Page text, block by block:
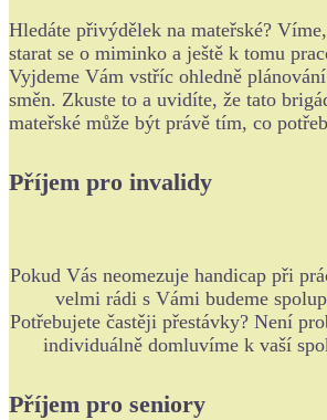
Hledáte přivýdělek na mateřské?
starat se o miminko a ještě k tomu
Vyjdeme Vám vstříc ohledně
směn. Zkuste to a uvidíte, že tato
mateřské může být právě tím, co
Příjem pro invalidy
Pokud Vás neomezuje handicap při
velmi rádi s Vámi budeme
Potřebujete častěji přestávky? Není
individuálně domluvíme k vaší
Příjem pro seniory